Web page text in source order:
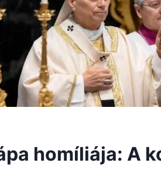
homíliája: A